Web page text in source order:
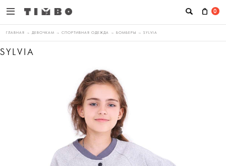
0
ГЛАВНАЯ → ДЕВОЧКАМ → СПОРТИВНАЯ ОДЕЖДА → БОМБЕРЫ → SYLVIA
SYLVIA